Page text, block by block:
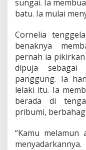
sungai. Ia
batu. Ia mulai
Cornelia
benaknya
pernah ia
dipuja
panggung. Ia
lelaki itu. Ia
berada di
pribumi,
“Kamu melamun
menyadarkannya.